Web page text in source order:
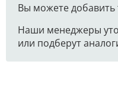
Вы можете добавить
Наши менеджеры
или подберут